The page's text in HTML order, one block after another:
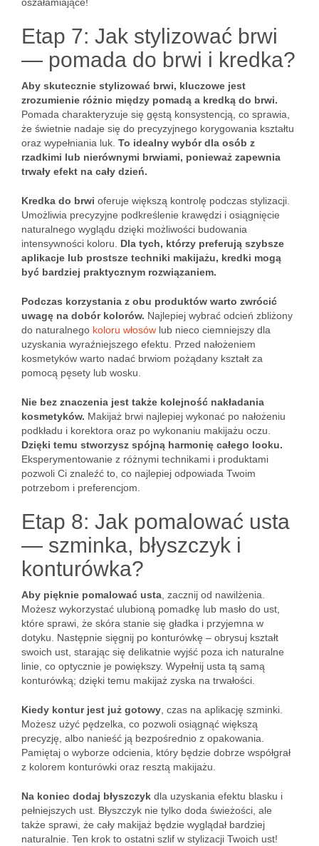
Etap 7: Jak stylizować brwi
— pomada do brwi i kredka?
Aby skutecznie stylizować brwi, kluczowe jest
zrozumienie różnic między pomadą a kredką do brwi.
Pomada charakteryzuje się gęstą konsystencją, co sprawia,
że świetnie nadaje się do precyzyjnego korygowania kształtu
oraz wypełniania luk. To idealny wybór dla osób z
rzadkimi lub nierównymi brwiami, ponieważ zapewnia
trwały efekt na cały dzień.
Kredka do brwi oferuje większą kontrolę podczas stylizacji.
Umożliwia precyzyjne podkreślenie krawędzi i osiągnięcie
naturalnego wyglądu dzięki możliwości budowania
intensywności koloru. Dla tych, którzy preferują szybsze
aplikacje lub prostsze techniki makijażu, kredki mogą
być bardziej praktycznym rozwiązaniem.
Podczas korzystania z obu produktów warto zwrócić
uwagę na dobór kolorów. Najlepiej wybrać odcień zbliżony
do naturalnego koloru włosów lub nieco ciemniejszy dla
uzyskania wyraźniejszego efektu. Przed nałożeniem
kosmetyków warto nadać brwiom pożądany kształt za
pomocą pęsety lub wosku.
Nie bez znaczenia jest także kolejność nakładania
kosmetyków. Makijaż brwi najlepiej wykonać po nałożeniu
podkładu i korektora oraz po wykonaniu makijażu oczu.
Dzięki temu stworzysz spójną harmonię całego looku.
Eksperymentowanie z różnymi technikami i produktami
pozwoli Ci znaleźć to, co najlepiej odpowiada Twoim
potrzebom i preferencjom.
Etap 8: Jak pomalować usta
— szminka, błyszczyk i
konturówka?
Aby pięknie pomalować usta , zacznij od nawilżenia.
Możesz wykorzystać ulubioną pomadkę lub masło do ust,
które sprawi, że skóra stanie się gładka i przyjemna w
dotyku. Następnie sięgnij po konturówkę – obrysuj kształt
swoich ust, starając się delikatnie wyjść poza ich naturalne
linie, co optycznie je powiększy. Wypełnij usta tą samą
konturówką; dzięki temu makijaż zyska na trwałości.
Kiedy kontur jest już gotowy , czas na aplikację szminki.
Możesz użyć pędzelka, co pozwoli osiągnąć większą
precyzję, albo nanieść ją bezpośrednio z opakowania.
Pamiętaj o wyborze odcienia, który będzie dobrze współgrał
z kolorem konturówki oraz resztą makijażu.
Na koniec dodaj błyszczyk dla uzyskania efektu blasku i
pełniejszych ust. Błyszczyk nie tylko doda świeżości, ale
także sprawi, że cały makijaż będzie wyglądał bardziej
naturalnie. Ten krok to ostatni szlif w stylizacji Twoich ust!